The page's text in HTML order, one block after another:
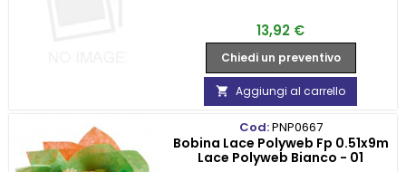
Prezzo
13,92 €
Chiedi un preventivo
 Aggiungi al carrello
Cod:PNP0667
Bobina Lace Polyweb Fp 0.51x9m
Lace Polyweb Bianco - 01